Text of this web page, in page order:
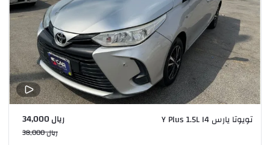
تويوتا يارس Y Plus 1.5L I4 ريال 34,000
ريال 38,000